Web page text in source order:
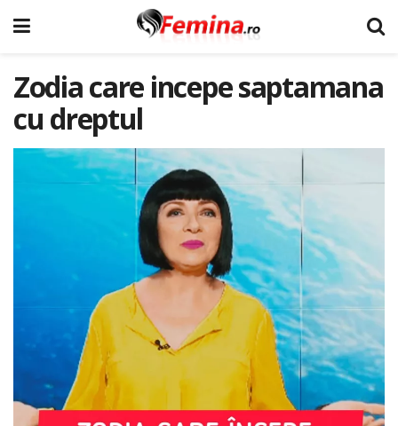
Zodia care incepe saptamana
cu dreptul